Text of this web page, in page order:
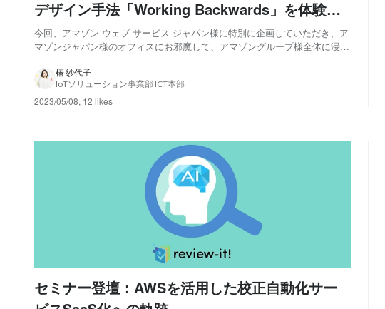
デザイン手法「Working Backwards」を体験。
ストーリー化によりサービス利用イメージを具体
化することの重要性を発見。
今回、アマゾン ウェブ サービス ジャパン様に特別に企画していただき、ア
マゾンジャパン様のオフィスにお邪魔して、アマゾングループ様全体に浸透
TOPPANからは9名が名乗りを上げ、ワークショップを開催していただきま
した。アマゾン ウェブ...
椿 紗代子
IoTソリューション事業部 ICT本部
2023/05/08, 12 likes
セミナー登壇：AWSを活用した校正自動化サー